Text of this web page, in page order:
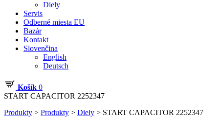
Diely
Servis
Odberné miesta EU
Bazár
Kontakt
Slovenčina
English
Deutsch
Košík 0
START CAPACITOR 2252347
Produkty > Produkty > Diely > START CAPACITOR 2252347